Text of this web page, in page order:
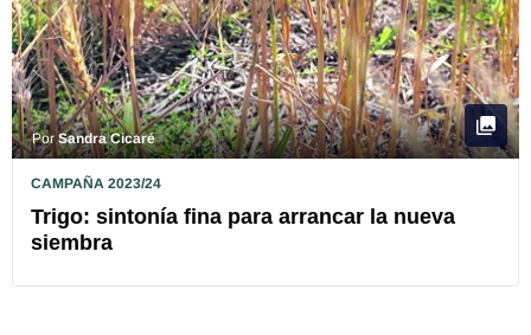
PorSandra Cicaré
CAMPAÑA 2023/24
Trigo: sintonía fina para arrancar la nueva
siembra